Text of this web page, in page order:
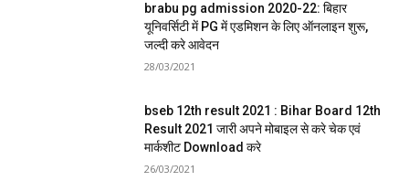
brabu pg admission 2020-22: बिहार
यूनिवर्सिटी में PG में एडमिशन के लिए ऑनलाइन शुरू,
जल्दी करे आवेदन
28/03/2021
bseb 12th result 2021 : Bihar Board 12th
Result 2021 जारी अपने मोबाइल से करे चेक एवं
मार्कशीट Download करे
26/03/2021